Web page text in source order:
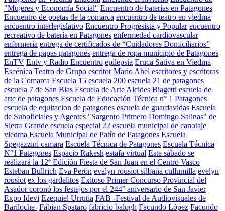
"Mujeres y Economía Social" Encuentro de baterías en Patagones
Encuentro de poetas de la comarca encuentro de teatro en viedma
encuentro interlegislativo Encuentro Progresista y Popular encuentro
recreativo de batería en Patagones enfermedad cardiovascular
enfermería entrega de certificados de “Cuidadores Domiciliarios”
entrega de papas patagones entrega de ropa municipio de Patagones
EnTV Entv y Radio Encuentro epilepsia Eruca Sativa en Viedma
Escénica Teatro de Grupo escritor Mario Abel escritores y escritoras
de la Comarca Escuela 15 escuela 200 escuela 21 de patagones
escuela 7 de San Blas Escuela de Arte Alcides Biagetti escuela de
arte de patagones Escuela de Educación Técnica n° 1 Patagones
escuela de equitacion de patagones escuela de guardavidas Escuela
de Suboficiales y Agentes "Sargento Primero Domingo Salinas" de
Sierra Grande escuela especial 22 escuela municipal de canotaje
viedma Escuela Municipal de Patín de Patagones Escuela
Spegazzini camara Escuela Técnica de Patagones Escuela Técnica
N°1 Patagones Espacio Rakesh estafa virtual Este sábado se
realizará la 12º Edición Fiesta de San Juan en el Centro Vasco
Esteban Bullrich Eva Perón evalyn rousiot silbana cullumilla evelyn
rousiot ex los gardelitos Exitoso Primer Concurso Provincial del
Asador coronó los festejos por el 244° aniversario de San Javier
Expo Idevi Ezequiel Urrutia FAB -Festival de Audiovisuales de
Bariloche- Fabian Spataro fabricio balogh Facundo López Facundo